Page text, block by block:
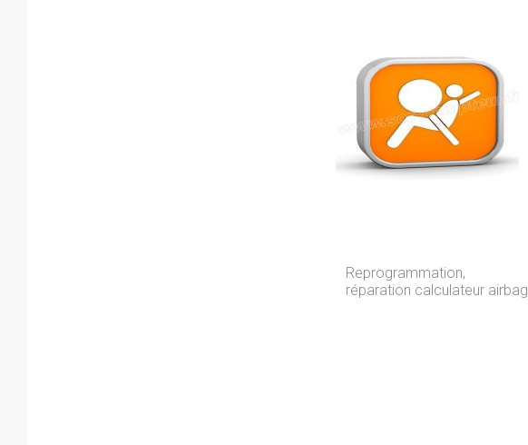
Reprogrammation,
réparation calculateur airbag